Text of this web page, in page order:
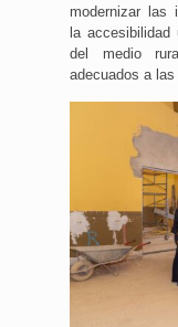
modernizar las
la
del medio
adecuados a las